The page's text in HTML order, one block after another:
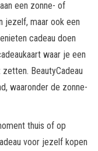
een zonne- of
jezelf, maar ook een
cadeau doen
waar je een
BeautyCadeau
waaronder de zonne-
thuis of op
voor jezelf kopen